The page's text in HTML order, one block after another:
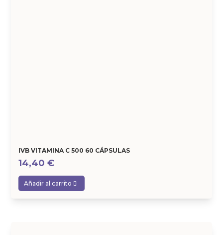
IVB VITAMINA C 500 60 CÁPSULAS
14,40€
Añadir al carrito